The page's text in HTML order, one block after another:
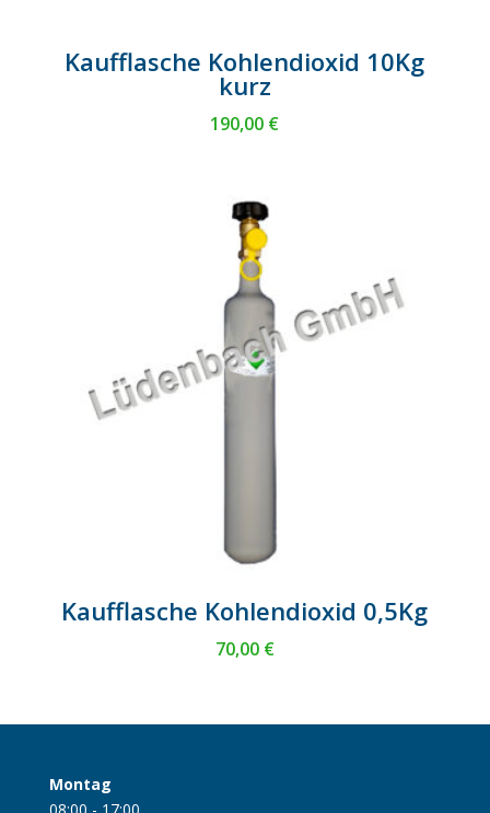
Kaufflasche Kohlendioxid 10Kg
kurz
190,00 €
Kaufflasche Kohlendioxid 0,5Kg
70,00 €
Montag